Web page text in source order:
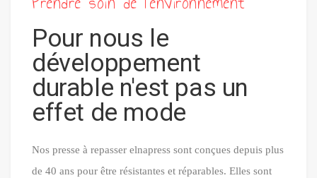
Pour nous le
développement
durable n'est pas un
effet de mode
Nos presse à repasser elnapress sont conçues depuis plus
de 40 ans pour être résistantes et réparables. Elles sont